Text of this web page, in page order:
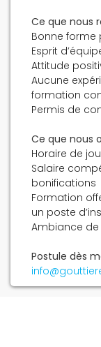
Ce que nous
Bonne forme
Esprit
Attitude
Aucune
formation
Permis de
Ce que nous
Horaire de
Salaire
bonifications
Formation
un poste
Ambiance
Postule dès